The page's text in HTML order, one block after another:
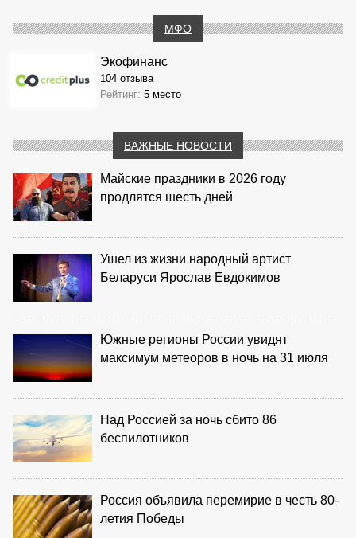
МФО
Экофинанс
104 отзыва
Рейтинг: 5 место
ВАЖНЫЕ НОВОСТИ
Майские праздники в 2026 году
продлятся шесть дней
Ушел из жизни народный артист
Беларуси Ярослав Евдокимов
Южные регионы России увидят
максимум метеоров в ночь на 31 июля
Над Россией за ночь сбито 86
беспилотников
Россия объявила перемирие в честь 80-
летия Победы